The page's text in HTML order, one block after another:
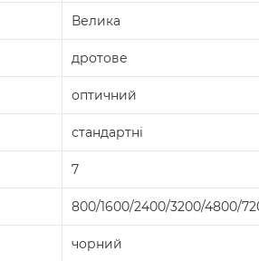
Велика
дротове
оптичний
стандартні
7
800/1600/2400/3200/4800/
чорний